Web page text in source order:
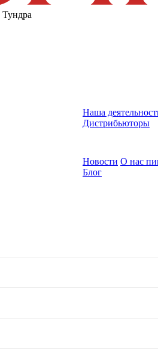
Тундра
Наша
Дистрибьюторы
Новости О нас
Блог